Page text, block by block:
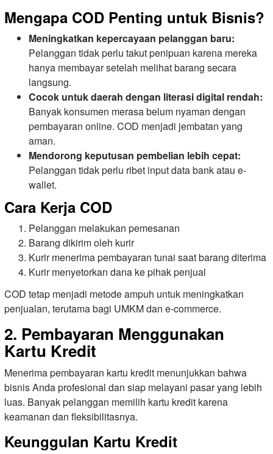
Mengapa COD Penting untuk Bisnis?
Meningkatkan kepercayaan pelanggan baru:
Pelanggan tidak perlu takut penipuan karena mereka
hanya membayar setelah melihat barang secara
langsung.
Cocok untuk daerah dengan literasi digital rendah:
Banyak konsumen merasa belum nyaman dengan
pembayaran online. COD menjadi jembatan yang
aman.
Mendorong keputusan pembelian lebih cepat:
Pelanggan tidak perlu ribet input data bank atau e-
wallet.
Cara Kerja COD
Pelanggan melakukan pemesanan
Barang dikirim oleh kurir
Kurir menerima pembayaran tunai saat barang diterima
Kurir menyetorkan dana ke pihak penjual
COD tetap menjadi metode ampuh untuk meningkatkan
penjualan, terutama bagi UMKM dan e-commerce.
2. Pembayaran Menggunakan
Kartu Kredit
Menerima pembayaran kartu kredit menunjukkan bahwa
bisnis Anda profesional dan siap melayani pasar yang lebih
luas. Banyak pelanggan memilih kartu kredit karena
keamanan dan fleksibilitasnya.
Keunggulan Kartu Kredit